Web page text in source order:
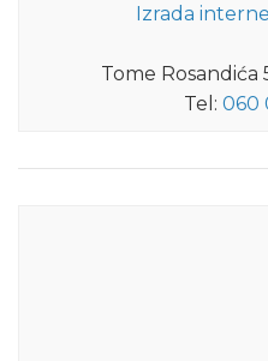
Izrada
Tome Rosandića
Tel: 060